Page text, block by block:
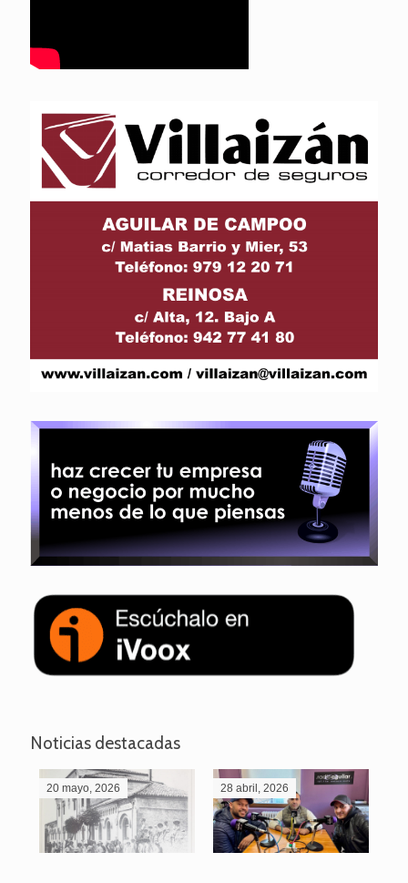
Noticias destacadas
20 mayo, 2026 28 abril, 2026